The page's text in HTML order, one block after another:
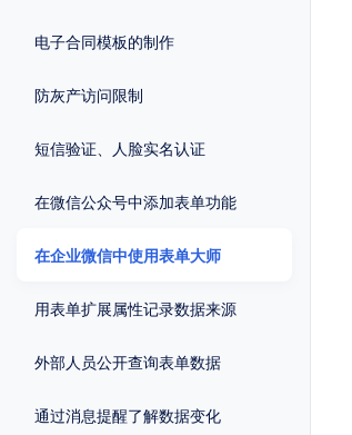
电子合同模板的制作
防灰产访问限制
短信验证、人脸实名认证
在微信公众号中添加表单功能
在企业微信中使用表单大师
用表单扩展属性记录数据来源
外部人员公开查询表单数据
通过消息提醒了解数据变化